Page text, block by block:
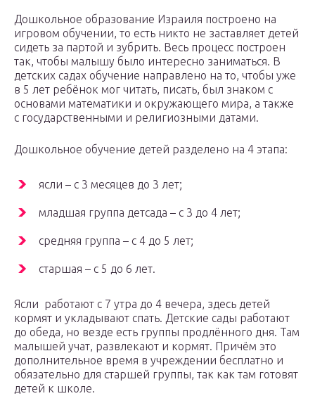
Дошкольное образование Израиля построено на
игровом обучении, то есть никто не заставляет детей
сидеть за партой и зубрить. Весь процесс построен
так, чтобы малышу было интересно заниматься. В
детских садах обучение направлено на то, чтобы уже
в 5 лет ребёнок мог читать, писать, был знаком с
основами математики и окружающего мира, а также
с государственными и религиозными датами.
Дошкольное обучение детей разделено на 4 этапа:
ясли – с 3 месяцев до 3 лет;
младшая группа детсада – с 3 до 4 лет;
средняя группа – с 4 до 5 лет;
старшая – с 5 до 6 лет.
Ясли работают с 7 утра до 4 вечера, здесь детей
кормят и укладывают спать. Детские сады работают
до обеда, но везде есть группы продлённого дня. Там
малышей учат, развлекают и кормят. Причём это
дополнительное время в учреждении бесплатно и
обязательно для старшей группы, так как там готовят
детей к школе.